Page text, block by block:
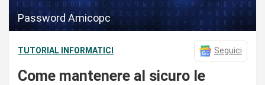
Password Amicopc
TUTORIAL INFORMATICI Seguici
Come mantenere al sicuro le